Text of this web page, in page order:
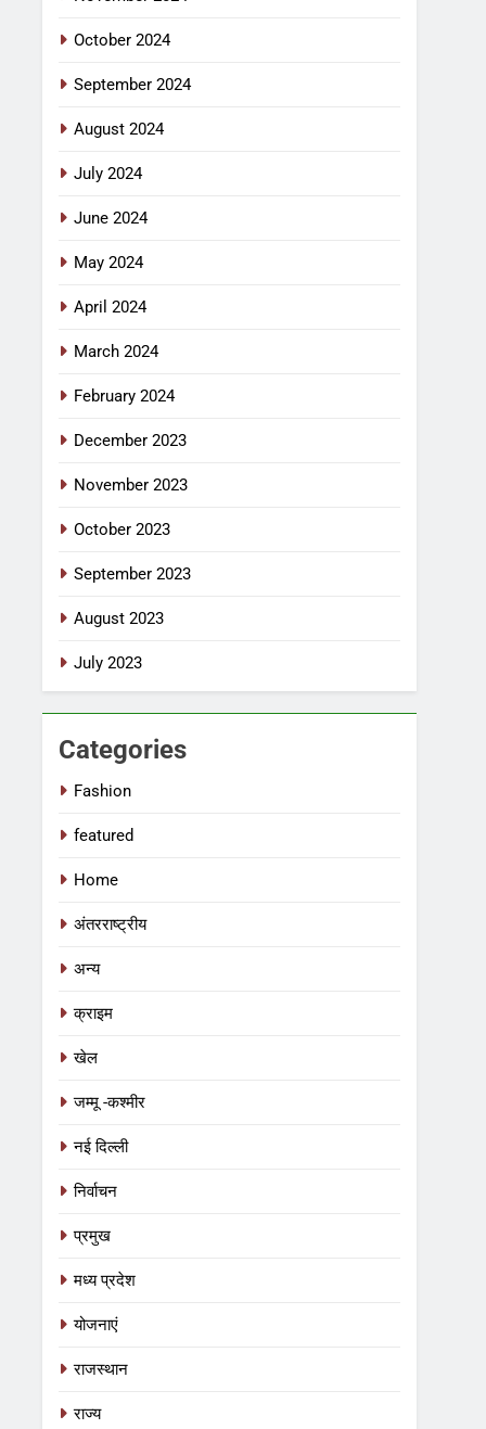
October 2024
September 2024
August 2024
July 2024
June 2024
May 2024
April 2024
March 2024
February 2024
December 2023
November 2023
October 2023
September 2023
August 2023
July 2023
Categories
Fashion
featured
Home
अंतरराष्ट्रीय
अन्य
क्राइम
खेल
जम्मू -कश्मीर
नई दिल्ली
निर्वाचन
प्रमुख
मध्य प्रदेश
योजनाएं
राजस्थान
राज्य